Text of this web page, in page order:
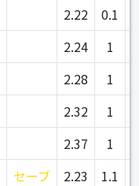
2.22 0.1
2.24 1
2.28 1
2.32 1
2.37 1
セーブ 2.23 1.1